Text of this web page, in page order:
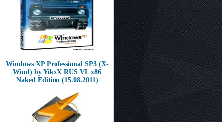
Windows XP Professional SP3 (X-
Wind) by YikxX RUS VL x86
Naked Edition (15.08.2011)